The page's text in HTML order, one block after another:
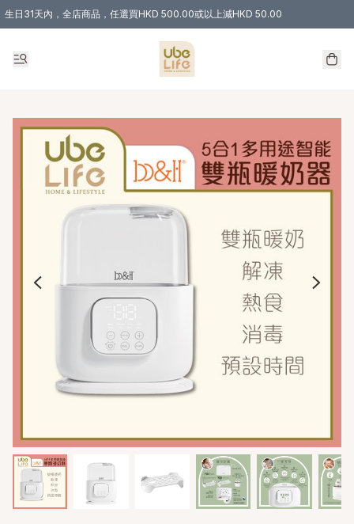
生日31天內，全店商品，任選買HKD 500.00或以上減HKD 50.00
購物滿 HKD 300.00即享免運費優惠！（適用於 特定的送貨方式 )